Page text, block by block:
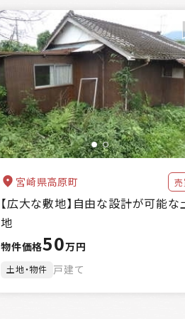
宮崎県高原町
【広大な敷地】自由な設計が可能な
地
物件価格50万円
土地・物件 戸建て